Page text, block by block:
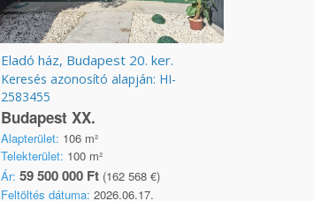
Eladó ház, Budapest 20. ker.
Keresés azonosító alapján: HI-
2583455
Budapest XX.
Alapterület: 106 m²
Telekterület: 100 m²
Ár: 59 500 000 Ft(162 568 €)
Feltöltés dátuma: 2026.06.17.